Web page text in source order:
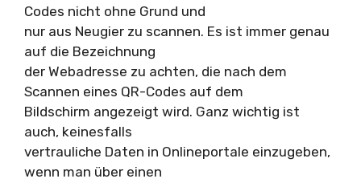
Codes nicht ohne Grund und
nur aus Neugier zu scannen. Es ist immer genau
auf die Bezeichnung
der Webadresse zu achten, die nach dem
Scannen eines QR-Codes auf dem
Bildschirm angezeigt wird. Ganz wichtig ist
auch, keinesfalls
vertrauliche Daten in Onlineportale einzugeben,
wenn man über einen